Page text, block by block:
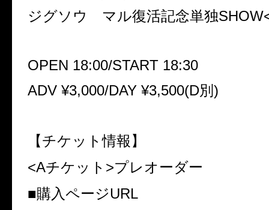
ジグソウ マル復活記念単独
OPEN 18:00/START 18:30
ADV ¥3,000/DAY ¥3,500(D別)
【チケット情報】
<Aチケット>プレオーダー
■購入ページURL